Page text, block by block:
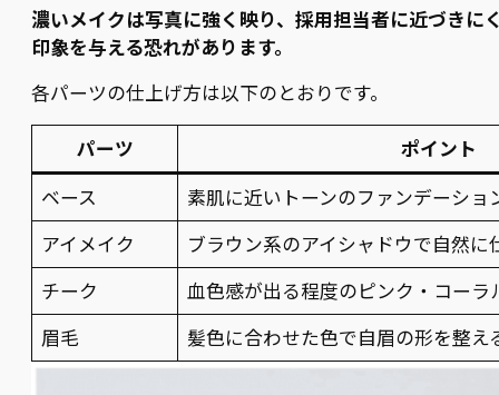
濃いメイクは写真に強く映り、採用担当者に近づきに
印象を与える恐れがあります。
各パーツの仕上げ方は以下のとおりです。
パーツ
ポイント
ベース
素肌に近いトーンのファンデーショ
アイメイク
ブラウン系のアイシャドウで自然に
チーク
血色感が出る程度のピンク・コー
眉毛
髪色に合わせた色で自眉の形を整え